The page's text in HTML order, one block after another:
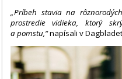
„Príbeh stavia na
prostredie vidieka, ktorý
a pomstu,“napísali v